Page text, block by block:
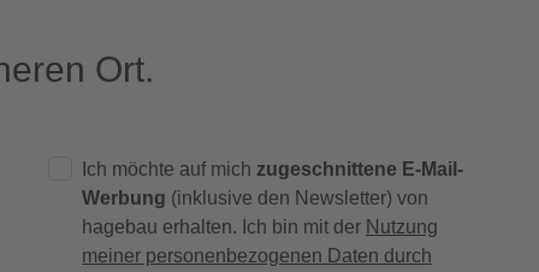
Ort.
Ich möchte auf mich zugeschnittene E-Mail-
Werbung (inklusive den Newsletter) von
hagebau erhalten. Ich bin mit der Nutzung
meiner personenbezogenen Daten durch